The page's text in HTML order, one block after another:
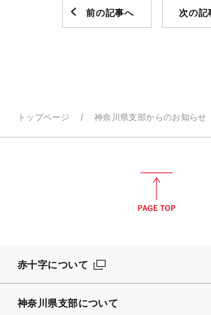
前の記事へ 次の記
トップページ 神奈川県支部からのお知らせ
赤十字について
神奈川県支部について